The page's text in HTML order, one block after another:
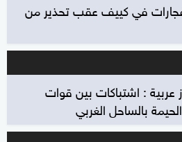
في كييف عقب تحذير من
: اشتباكات بين قوات
بالساحل الغربي